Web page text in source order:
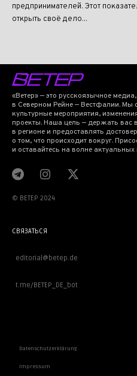
предпринимателей. Этот
открыть своё дело...
«Ветер» — это русскоязычное
в Северном Рейне — Вестфалии.
культурные мероприятия,
проекты. Наша цель — держать вас
в регионе и предоставлять
о том, что происходит вокруг.
и оставайтесь на волне актуальных
© BETEP 2024
СВЯЗАТЬСЯ
editorial@betep.de
t.me/BETEP_DE_bot
Datenschutzerklärung
Impressum